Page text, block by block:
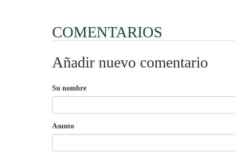
COMENTARIOS
Añadir nuevo comentario
Su nombre
Asunto